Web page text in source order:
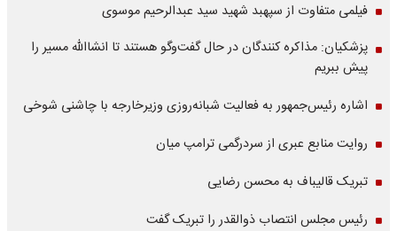
فیلمی متفاوت از سپهبد شهید سید عبدالرحیم موسوی
پزشکیان: مذاکره کنندگان در حال گفت‌وگو هستند تا انشاالله مسیر را
پیش ببریم
اشاره‌ رئیس‌جمهور به فعالیت شبانه‌روزی وزیر‌خارجه با چاشنی شوخی
روایت منابع عبری از سردرگمی ترامپ میان
تبریک قالیباف به محسن رضایی
رئیس مجلس انتصاب ذوالقدر را تبریک گفت